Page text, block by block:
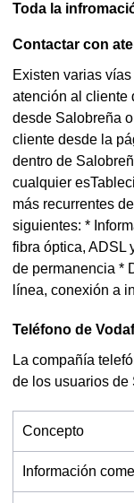
Toda la
Contactar con
Existen varias
atención al cliente
desde Salobreña
cliente desde la
dentro de
cualquier
más recurrentes
siguientes: *
fibra óptica, ADSL
de permanencia *
línea, conexión a
Teléfono de
La compañía
de los usuarios de
Concepto
Información